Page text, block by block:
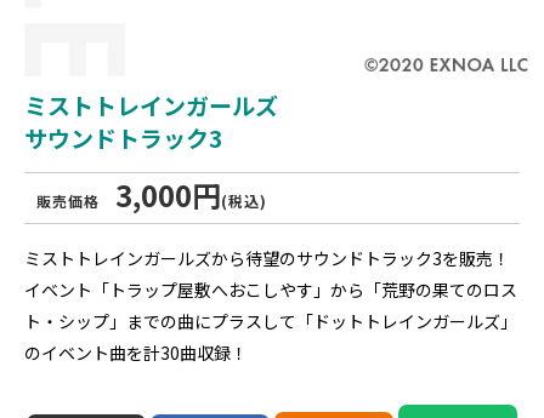
ミストトレインガールズ
サウンドトラック3
販売価格 3,000円(税込)
ミストトレインガールズから待望のサウンドトラック3を販売！
イベント「トラップ屋敷へおこしやす」から「荒野の果てのロス
ト・シップ」までの曲にプラスして「ドットトレインガールズ」
のイベント曲を計30曲収録！